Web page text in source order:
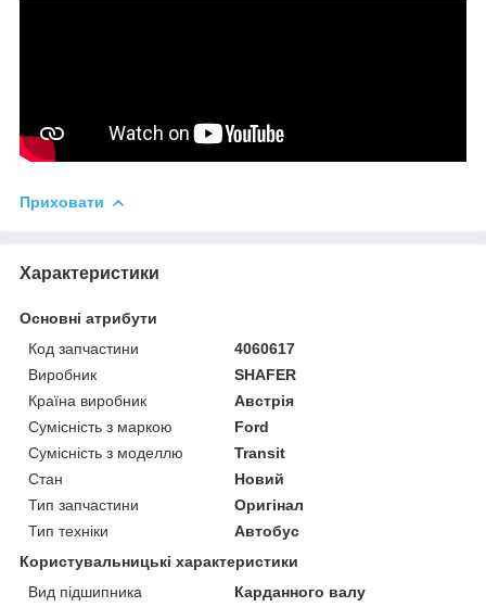
Приховати
Характеристики
Основні атрибути
Код запчастини
4060617
Виробник
SHAFER
Країна виробник
Австрія
Сумісність з маркою
Ford
Сумісність з моделлю
Transit
Стан
Новий
Тип запчастини
Оригінал
Тип техніки
Автобус
Користувальницькі характеристики
Вид підшипника
Карданного валу